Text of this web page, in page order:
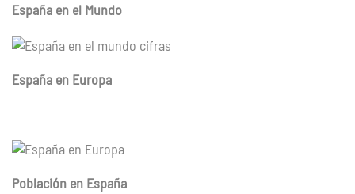
España en el Mundo
España en Europa
Población en España